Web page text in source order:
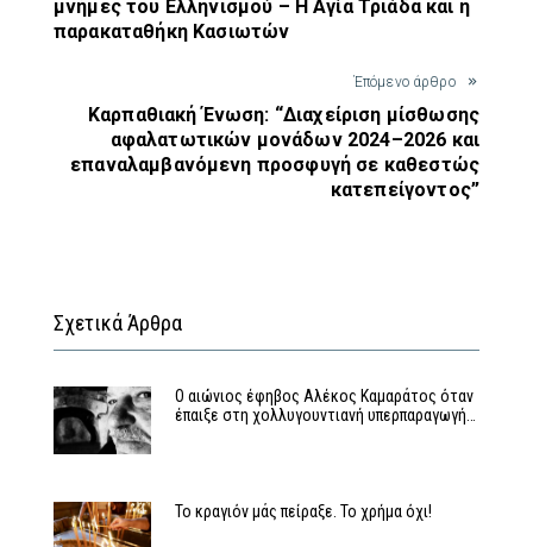
μνήμες του Ελληνισμού – Η Αγία Τριάδα και η
παρακαταθήκη Κασιωτών
Έπόμενο άρθρο
Καρπαθιακή Ένωση: “Διαχείριση μίσθωσης
αφαλατωτικών μονάδων 2024–2026 και
επαναλαμβανόμενη προσφυγή σε καθεστώς
κατεπείγοντος”
Σχετικά Άρθρα
Ο αιώνιος έφηβος Αλέκος Καμαράτος όταν
έπαιξε στη χολλυγουντιανή υπερπαραγωγή…
Το κραγιόν μάς πείραξε. Το χρήμα όχι!